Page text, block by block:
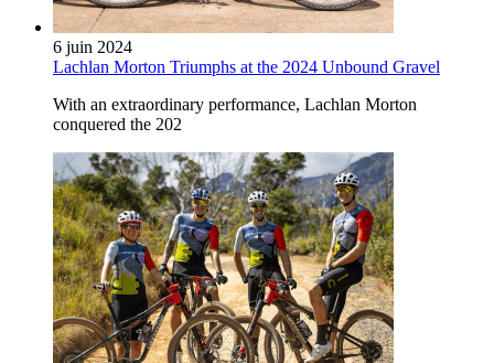
6 juin 2024
Lachlan Morton Triumphs at the 2024 Unbound Gravel
With an extraordinary performance, Lachlan Morton
conquered the 202